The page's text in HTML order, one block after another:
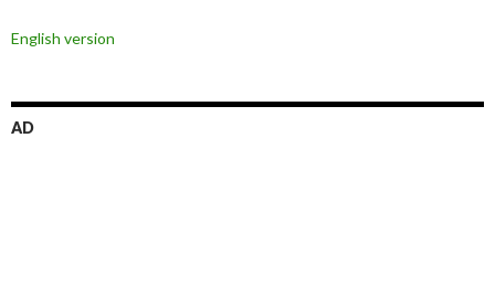
English version
AD